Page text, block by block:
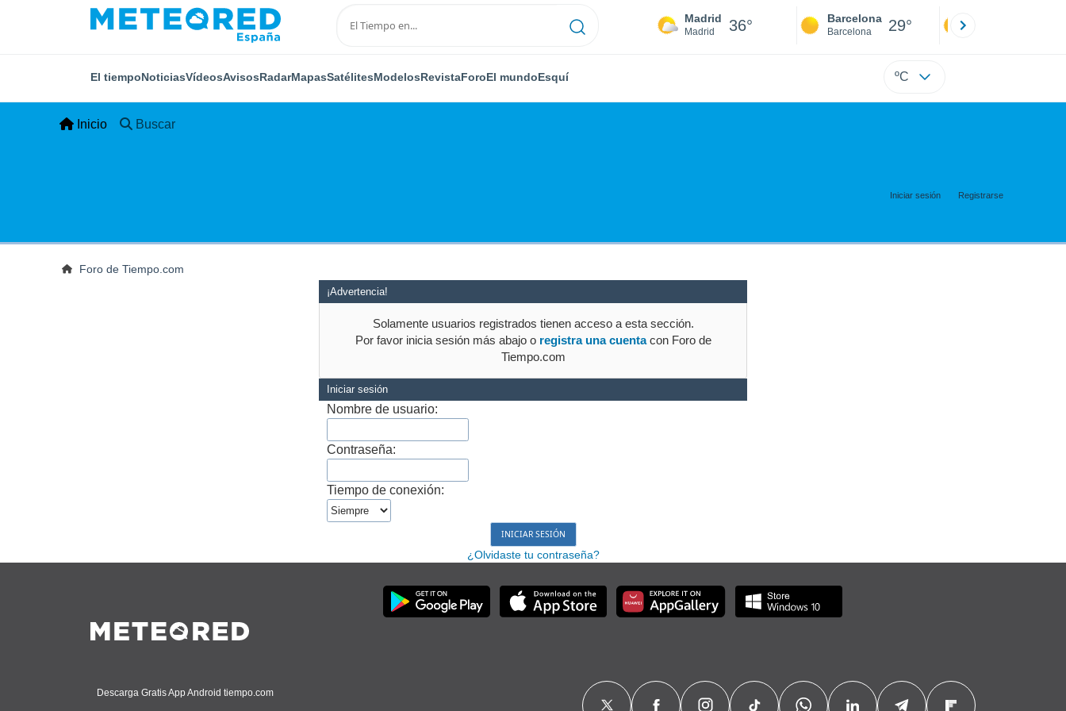
Madrid
Madrid 36° Barcelona
Barcelona 29°
El tiempoNoticiasVídeosAvisosRadarMapasSatélitesModelosRevistaForoEl mundoEsquí ºC
Inicio Buscar
Iniciar sesión Registrarse
Foro de Tiempo.com
¡Advertencia!
Solamente usuarios registrados tienen acceso a esta sección.
Por favor inicia sesión más abajo o registra una cuentacon Foro de
Tiempo.com
Iniciar sesión
Nombre de usuario:
Contraseña:
Tiempo de conexión:
¿Olvidaste tu contraseña?
Descarga Gratis App Android tiempo.com